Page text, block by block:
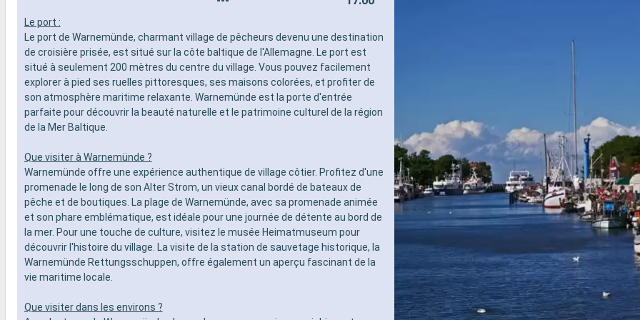
- 10% de réduction sur tous
charge des bagages
AUTRES PRIVILÈGES
- Points MSC Voyagers Club
Le port :
Le port de Warnemünde, charmant village de pêcheurs devenu une destination
de croisière prisée, est situé sur la côte baltique de l'Allemagne. Le port est
situé à seulement 200 mètres du centre du village. Vous pouvez facilement
explorer à pied ses ruelles pittoresques, ses maisons colorées, et profiter de
son atmosphère maritime relaxante. Warnemünde est la porte d'entrée
parfaite pour découvrir la beauté naturelle et le patrimoine culturel de la région
de la Mer Baltique.
Que visiter à Warnemünde ?
Warnemünde offre une expérience authentique de village côtier. Profitez d'une
promenade le long de son Alter Strom, un vieux canal bordé de bateaux de
pêche et de boutiques. La plage de Warnemünde, avec sa promenade animée
et son phare emblématique, est idéale pour une journée de détente au bord de
la mer. Pour une touche de culture, visitez le musée Heimatmuseum pour
découvrir l'histoire du village. La visite de la station de sauvetage historique, la
Warnemünde Rettungsschuppen, offre également un aperçu fascinant de la
vie maritime locale.
Que visiter dans les environs ?